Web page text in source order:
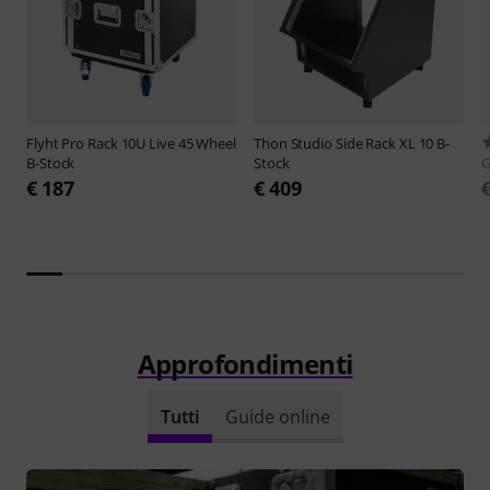
Flyht Pro Rack 10U Live 45 Wheel
B-Stock
€ 187
Thon Studio Side Rack XL 10 B-
Stock
€ 409
Approfondimenti
Tutti Guide online